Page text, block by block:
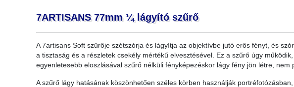
7ARTISANS 77mm ¼ lágyító szűrő
A 7artisans Soft szűrője szétszórja és lágyítja az objektívbe jutó erős fényt, és
a tisztaság és a részletek csekély mértékű elvesztésével. Ez a szűrő úgy
egyenletesebb eloszlásával szűrő nélküli fényképezéskor lágy fény jön létre, nem
A szűrő lágy hatásának köszönhetően széles körben használják